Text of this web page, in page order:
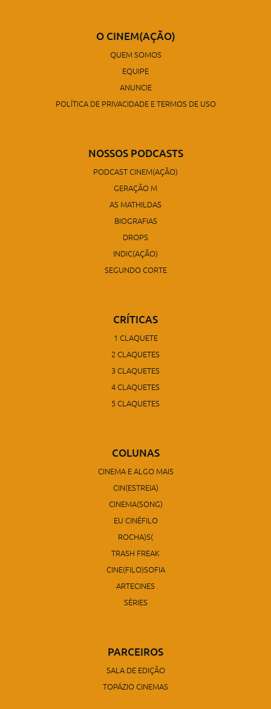
O CINEM(AÇÃO)
QUEM SOMOS
EQUIPE
ANUNCIE
POLÍTICA DE PRIVACIDADE E TERMOS DE USO
NOSSOS PODCASTS
PODCAST CINEM(AÇÃO)
GERAÇÃO M
AS MATHILDAS
BIOGRAFIAS
DROPS
INDIC(AÇÃO)
SEGUNDO CORTE
CRÍTICAS
1 CLAQUETE
2 CLAQUETES
3 CLAQUETES
4 CLAQUETES
5 CLAQUETES
COLUNAS
CINEMA E ALGO MAIS
CIN(ESTREIA)
CINEMA(SONG)
EU CINÉFILO
ROCHA)S(
TRASH FREAK
CINE(FILO)SOFIA
ARTECINES
SÉRIES
PARCEIROS
SALA DE EDIÇÃO
TOPÁZIO CINEMAS